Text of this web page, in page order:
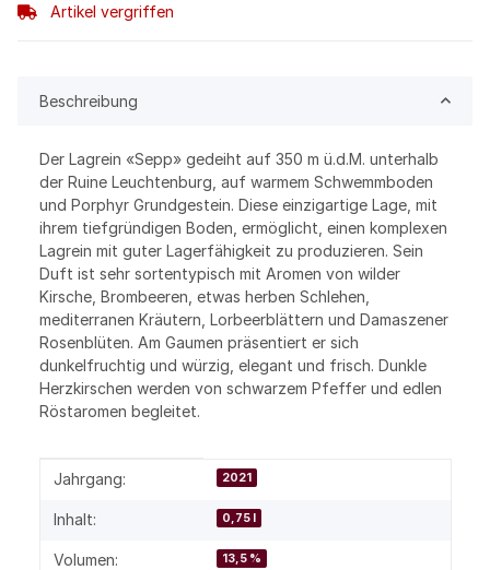
Artikel vergriffen
Beschreibung
Der Lagrein «Sepp» gedeiht auf 350 m ü.d.M. unterhalb
der Ruine Leuchtenburg, auf warmem Schwemmboden
und Porphyr Grundgestein. Diese einzigartige Lage, mit
ihrem tiefgründigen Boden, ermöglicht, einen komplexen
Lagrein mit guter Lagerfähigkeit zu produzieren. Sein
Duft ist sehr sortentypisch mit Aromen von wilder
Kirsche, Brombeeren, etwas herben Schlehen,
mediterranen Kräutern, Lorbeerblättern und Damaszener
Rosenblüten. Am Gaumen präsentiert er sich
dunkelfruchtig und würzig, elegant und frisch. Dunkle
Herzkirschen werden von schwarzem Pfeffer und edlen
Röstaromen begleitet.
Produkteigenschaft
Wert
Jahrgang: 2021
Inhalt: 0,75 l
Volumen: 13,5 %